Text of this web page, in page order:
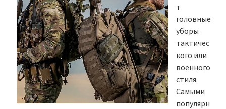
т
головные
уборы
тактичес
кого или
военного
стиля.
Самыми
популярн